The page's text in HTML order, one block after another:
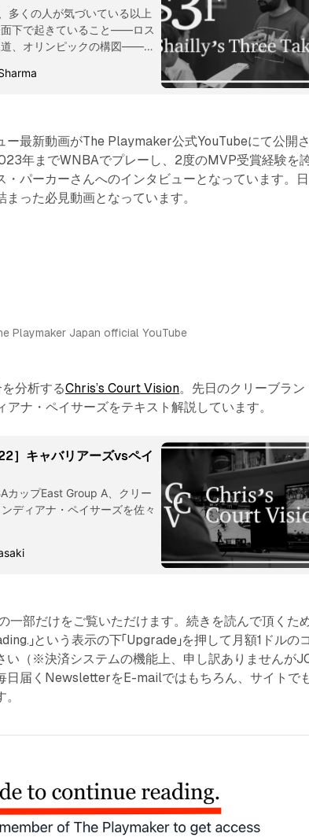
多くの人が気づいている以上
下で起きていること――ロス
道、オリンピックの構図――
先のリーグの姿を形作ってい
トを挙げる。 Week 5 of the
surface — roster health,
Olympic picture — is setting
look like not only this year,
ー最新動画がThe Playmaker公式YouTubeにて公開
年までWNBAでプレーし、2度のMVP受賞経験を
・パーカーさんへのインタビューとなっています。
った必見動画となっています。
Playmaker Japan official YouTube
分析するChris’s Court Vision。先日のクリーブラン
アナ・ペイサーズをテキスト解説しています。
］キャバリアーズvsペイ
カップEast Group A、クリー
ディアナ・ペイサーズを佐々
部だけをご覧いただけます。続きを読んで頂くた
」という表示の下「Upgrade」を押して月額1ドルの
い（※決済システムの機能上、申し訳ありませんが
日届くNewsletterをE-mailではもちろん、サイトで